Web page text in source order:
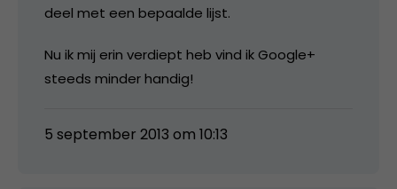
deel met een bepaalde lijst.
Nu ik mij erin verdiept heb vind ik Google+
steeds minder handig!
5 september 2013 om 10:13